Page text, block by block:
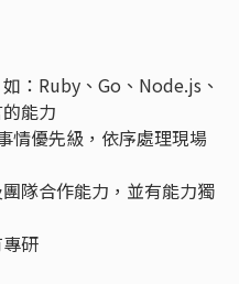
：Ruby、Go、Node.js、
能力
優先級，依序處理現場
隊合作能力，並有能力獨
研